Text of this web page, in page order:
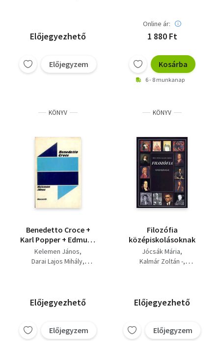
Előjegyezhető
Előjegyzem
Online ár:
1 880 Ft
Kosárba
6 - 8 munkanap
KÖNYV
Benedetto Croce +
Karl Popper + Edmund
Husserl
Kelemen János
Darai Lajos Mihály
Előjegyezhető
Előjegyzem
KÖNYV
Filozófia
középiskolásoknak
Jócsák Mária
Kalmár Zoltán -
Előjegyezhető
Előjegyzem